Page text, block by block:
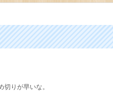
りが早いな。